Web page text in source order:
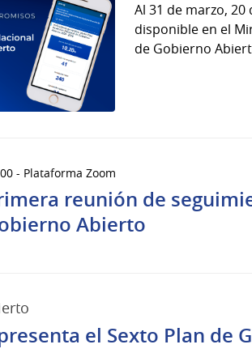
Al 31 de marzo,
disponible en el
de Gobierno
- Plataforma Zoom
reunión de
Abierto
el Sexto Plan de